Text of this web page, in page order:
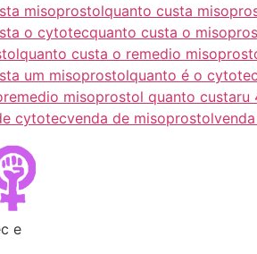
misoprostolquanto custa
o cytotecquanto custa o
quanto custa o remedio
um misoprostolquanto é o cytotec
remedio misoprostol quanto custaru
cytotecvenda de misoprostol
e